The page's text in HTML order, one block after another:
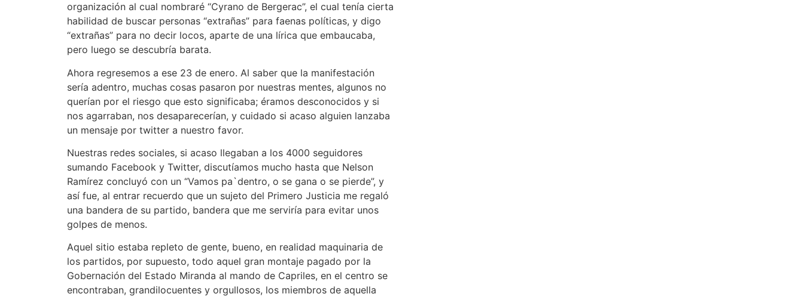
organización al cual nombraré “Cyrano de Bergerac”, el cual tenía cierta
habilidad de buscar personas “extrañas” para faenas políticas, y digo
“extrañas” para no decir locos, aparte de una lírica que embaucaba,
pero luego se descubría barata.
Ahora regresemos a ese 23 de enero. Al saber que la manifestación
sería adentro, muchas cosas pasaron por nuestras mentes, algunos no
querían por el riesgo que esto significaba; éramos desconocidos y si
nos agarraban, nos desaparecerían, y cuidado si acaso alguien lanzaba
un mensaje por twitter a nuestro favor.
Nuestras redes sociales, si acaso llegaban a los 4000 seguidores
sumando Facebook y Twitter, discutíamos mucho hasta que Nelson
Ramírez concluyó con un “Vamos pa`dentro, o se gana o se pierde”, y
así fue, al entrar recuerdo que un sujeto del Primero Justicia me regaló
una bandera de su partido, bandera que me serviría para evitar unos
golpes de menos.
Aquel sitio estaba repleto de gente, bueno, en realidad maquinaria de
los partidos, por supuesto, todo aquel gran montaje pagado por la
Gobernación del Estado Miranda al mando de Capriles, en el centro se
encontraban, grandilocuentes y orgullosos, los miembros de aquella